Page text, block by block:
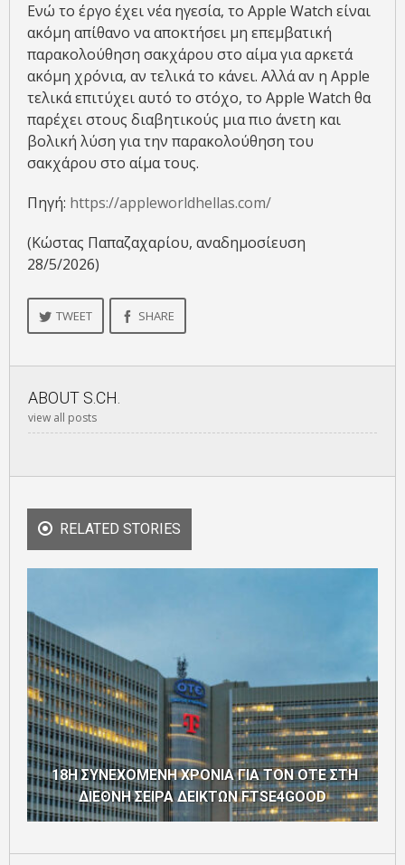
Ενώ το έργο έχει νέα ηγεσία, το Apple Watch είναι
ακόμη απίθανο να αποκτήσει μη επεμβατική
παρακολούθηση σακχάρου στο αίμα για αρκετά
ακόμη χρόνια, αν τελικά το κάνει. Αλλά αν η Apple
τελικά επιτύχει αυτό το στόχο, το Apple Watch θα
παρέχει στους διαβητικούς μια πιο άνετη και
βολική λύση για την παρακολούθηση του
σακχάρου στο αίμα τους.
Πηγή: https://appleworldhellas.com/
(Κώστας Παπαζαχαρίου, αναδημοσίευση
28/5/2026)
TWEET SHARE
ABOUT S.CH.
view all posts
RELATED STORIES
18Η ΣΥΝΕΧΟΜΕΝΗ ΧΡΟΝΙΑ ΓΙΑ ΤΟΝ ΟΤΕ ΣΤΗ
ΔΙΕΘΝΗ ΣΕΙΡΑ ΔΕΙΚΤΩΝ FTSE4GOOD